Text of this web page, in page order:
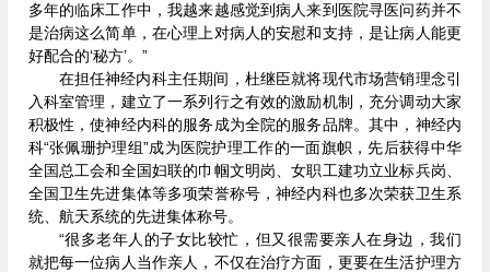
多年的临床工作中，我越来越感觉到病人来到医院寻医问药并不
是治病这么简单，在心理上对病人的安慰和支持，是让病人能更
好配合的‘秘方’。”
在担任神经内科主任期间，杜继臣就将现代市场营销理念引
入科室管理，建立了一系列行之有效的激励机制，充分调动大家
积极性，使神经内科的服务成为全院的服务品牌。其中，神经内
科“张佩珊护理组”成为医院护理工作的一面旗帜，先后获得中华
全国总工会和全国妇联的巾帼文明岗、女职工建功立业标兵岗、
全国卫生先进集体等多项荣誉称号，神经内科也多次荣获卫生系
统、航天系统的先进集体称号。
“很多老年人的子女比较忙，但又很需要亲人在身边，我们
就把每一位病人当作亲人，不仅在治疗方面，更要在生活护理方